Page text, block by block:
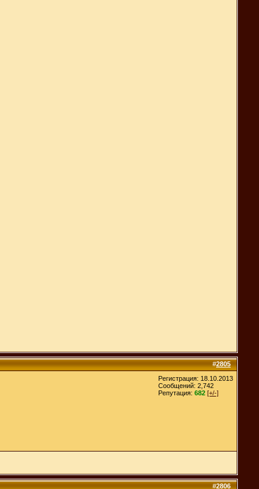
#2805
Регистрация: 18.10.2013
Сообщений: 2,742
Репутация: 682 [+/-]
#2806